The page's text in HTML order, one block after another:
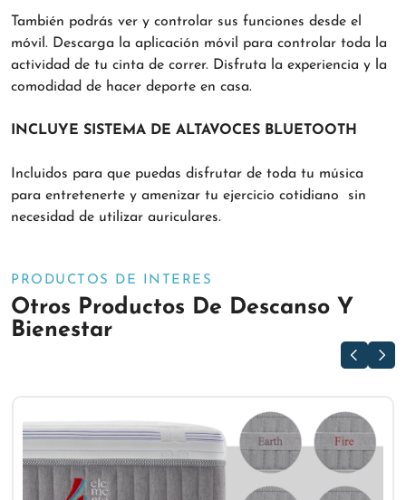
También podrás ver y controlar sus funciones desde el
móvil. Descarga la aplicación móvil para controlar toda la
actividad de tu cinta de correr. Disfruta la experiencia y la
comodidad de hacer deporte en casa.
INCLUYE SISTEMA DE ALTAVOCES BLUETOOTH
Incluidos para que puedas disfrutar de toda tu música
para entretenerte y amenizar tu ejercicio cotidiano sin
necesidad de utilizar auriculares.
PRODUCTOS DE INTERES
Otros Productos De Descanso Y
Bienestar